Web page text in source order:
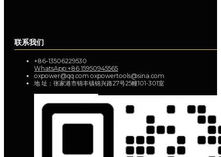
联系我们
+86-13506229530
WhatsApp:+86 15950945565
oxpower@qq.com oxpowertools@sina.com
地 址：张家港市锦丰镇锦兴路27号25幢101-301室